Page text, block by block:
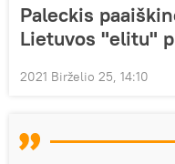
Paleckis
Lietuvos "elitu"
2021 Birželio 25, 14:10